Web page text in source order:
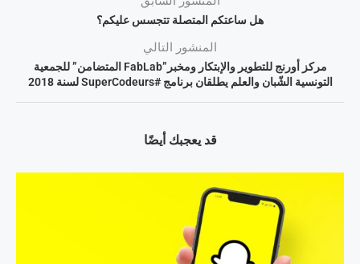
هل ساعتكم المتصلة تتجسس عليكم؟
المنشور التالي
مركز أورنج للتطوير والإبتكار ومخبر”FabLab المتضامن” للجمعية
التونسية الشّبان والعلم يطلقان برنامج #SuperCodeurs لسنة 2018
قد يعجبك أيضًا